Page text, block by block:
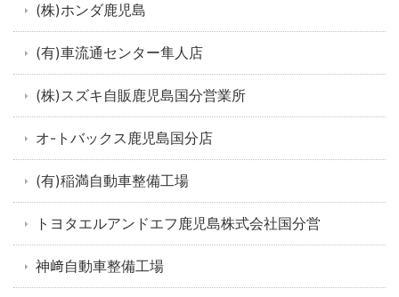
(株)ホンダ鹿児島
(有)車流通センター隼人店
(株)スズキ自販鹿児島国分営業所
オ-トバックス鹿児島国分店
(有)稲満自動車整備工場
トヨタエルアンドエフ鹿児島株式会社国分営
神﨑自動車整備工場